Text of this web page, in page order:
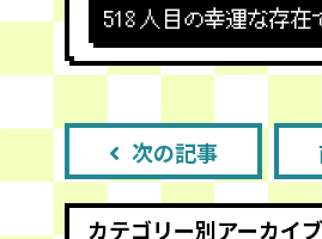
518 人目の幸運な存在
次の記事